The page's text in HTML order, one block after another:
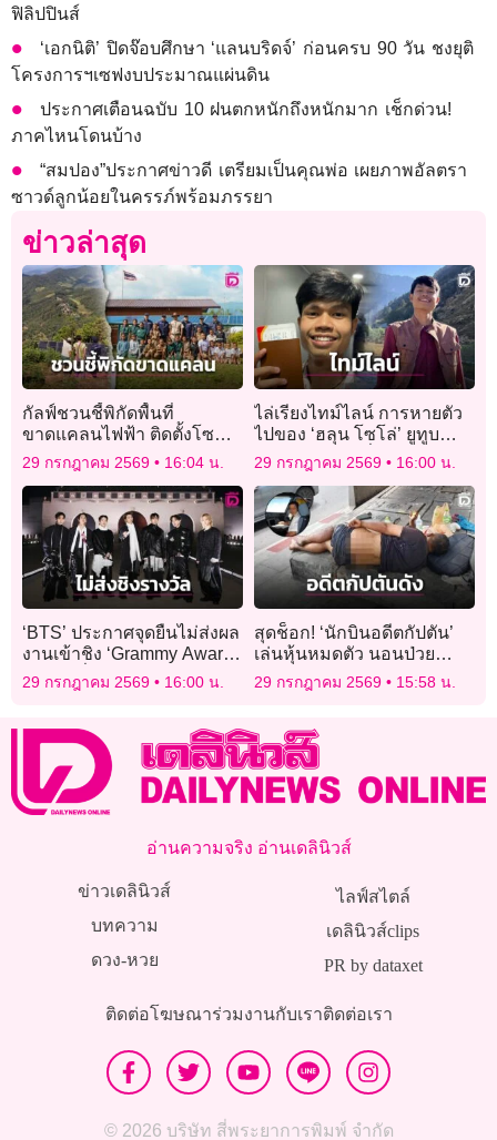
ฟิลิปปินส์
‘เอกนิติ’ ปิดจ๊อบศึกษา ‘แลนบริดจ์’ ก่อนครบ 90 วัน ชงยุติ
โครงการฯเซฟงบประมาณแผ่นดิน
ประกาศเตือนฉบับ 10 ฝนตกหนักถึงหนักมาก เช็กด่วน!
ภาคไหนโดนบ้าง
“สมปอง”ประกาศข่าวดี เตรียมเป็นคุณพ่อ เผยภาพอัลตรา
ซาวด์ลูกน้อยในครรภ์พร้อมภรรยา
ข่าวล่าสุด
กัลฟ์ชวนชี้พิกัดพื้นที่
ขาดแคลนไฟฟ้า ติดตั้งโซ
ลาร์เซลล์ให้ฟรี
29 กรกฎาคม 2569 16:04 น.
ไล่เรียงไทม์ไลน์ การหายตัว
ไปของ ‘ฮลุน โซโล่’ ยูทูบ
เบอร์สายท่องเที่ยว
29 กรกฎาคม 2569 16:00 น.
‘BTS’ ประกาศจุดยืนไม่ส่งผล
งานเข้าชิง ‘Grammy Awards
2027’ เชื่อดนตรีไม่ถูกแบ่ง
แยกด้วยภูมิภาค-ภาษา
29 กรกฎาคม 2569 16:00 น.
สุดช็อก! ‘นักบินอดีตกัปตัน’
เล่นหุ้นหมดตัว นอนป่วย
เร่ร่อนใต้สะพานรถไฟฟ้า
29 กรกฎาคม 2569 15:58 น.
อ่านความจริง อ่านเดลินิวส์
ข่าวเดลินิวส์
บทความ
ดวง-หวย
ไลฟ์สไตล์
เดลินิวส์clips
PR by dataxet
ติดต่อโฆษณาร่วมงานกับเราติดต่อเรา
© 2026 บริษัท สี่พระยาการพิมพ์ จำกัด